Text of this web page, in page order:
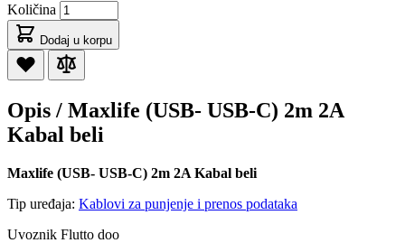
Količina
Dodaj u korpu
Opis / Maxlife (USB- USB-C) 2m 2A
Kabal beli
Maxlife (USB- USB-C) 2m 2A Kabal beli
Tip uređaja: Kablovi za punjenje i prenos podataka
Uvoznik Flutto doo